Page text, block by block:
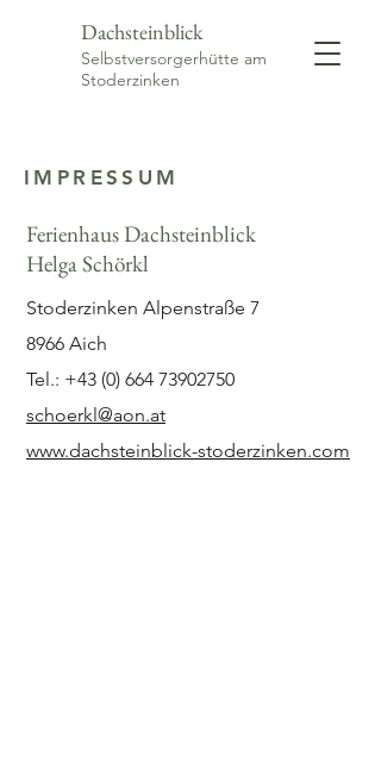
Dachsteinblick
Selbstversorgerhütte am
Stoderzinken
IMPRESSUM
Ferienhaus Dachsteinblick
Helga Schörkl
Stoderzinken Alpenstraße 7
8966 Aich
Tel.: +43 (0) 664 73902750
schoerkl@aon.at
www.dachsteinblick-stoderzinken.com